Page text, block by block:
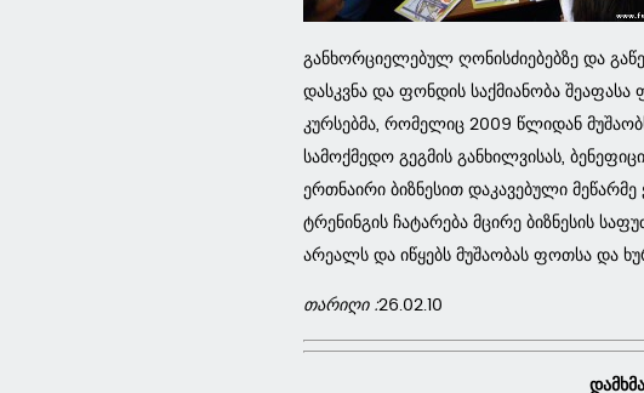
განხორციელებულ ღონისძიებებზე და
დასკვნა და ფონდის საქმიანობა
კურსებმა, რომელიც 2009 წლიდან
სამოქმედო გეგმის განხილვისას,
ერთნაირი ბიზნესით დაკავებული
ტრენინგის ჩატარება მცირე ბიზნესის
არეალს და იწყებს მუშაობას ფოთსა და
თარიღი :26.02.10